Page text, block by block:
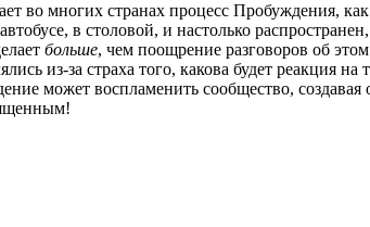
во многих странах процесс Пробуждения,
в столовой, и настолько
больше, чем поощрение разговоров об
из-за страха того, какова будет реакция
может воспламенить сообщество,